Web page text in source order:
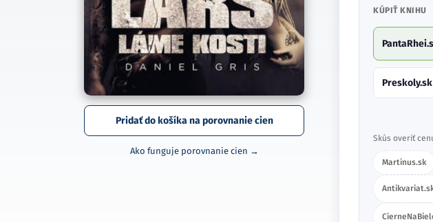
Pridať do košíka na porovnanie cien
Ako funguje porovnanie cien →
KÚPIŤ KNIHU
Preskoly.sk
Skús overiť
Martinus.sk